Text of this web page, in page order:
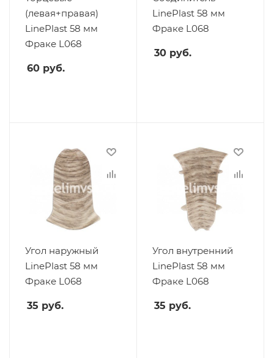
(левая+правая)
LinePlast 58 мм
Фраке L068
60 руб.
LinePlast 58 мм
Фраке L068
30 руб.
Угол наружный
LinePlast 58 мм
Фраке L068
35 руб.
Угол внутренний
LinePlast 58 мм
Фраке L068
35 руб.